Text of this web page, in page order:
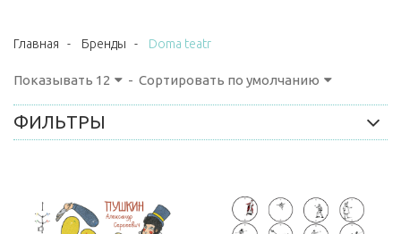
Главная - Бренды - Doma teatr
Показывать 12 - Сортировать по умолчанию
ФИЛЬТРЫ